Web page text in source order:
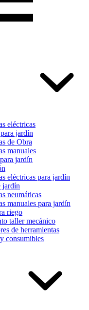
eléctricas
jardín
de Obra
manuales
jardín
eléctricas para jardín
jardín
neumáticas
manuales para jardín
riego
taller mecánico
de herramientas
consumibles